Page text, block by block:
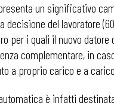
un significativo
del lavoratore
per i quali il nuovo
complementare, in
a proprio carico e a
è infatti